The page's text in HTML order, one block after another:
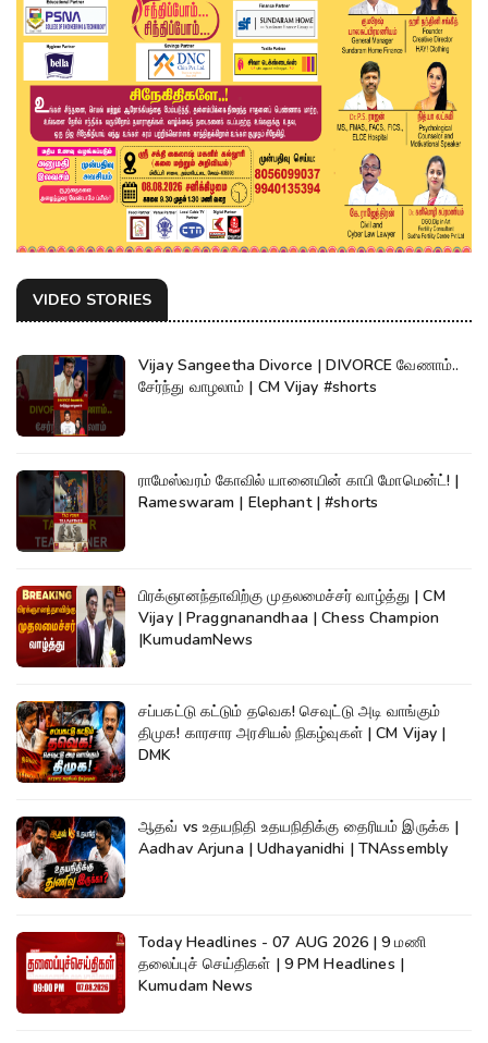
VIDEO STORIES
Vijay Sangeetha Divorce | DIVORCE வேணாம்..
சேர்ந்து வாழலாம் | CM Vijay #shorts
ராமேஸ்வரம் கோவில் யானையின் காபி மோமென்ட்! |
Rameswaram | Elephant | #shorts
பிரக்ஞானந்தாவிற்கு முதலமைச்சர் வாழ்த்து | CM
Vijay | Praggnanandhaa | Chess Champion
|KumudamNews
சப்பகட்டு கட்டும் தவெக! செவுட்டு அடி வாங்கும்
திமுக! காரசார அரசியல் நிகழ்வுகள் | CM Vijay |
DMK
ஆதவ் vs உதயநிதி உதயநிதிக்கு தைரியம் இருக்க |
Aadhav Arjuna | Udhayanidhi | TNAssembly
Today Headlines - 07 AUG 2026 | 9 மணி
தலைப்புச் செய்திகள் | 9 PM Headlines |
Kumudam News